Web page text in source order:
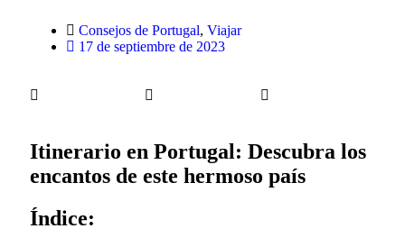
Consejos de Portugal, Viajar
17 de septiembre de 2023
Itinerario en Portugal: Descubra los
encantos de este hermoso país
Índice: